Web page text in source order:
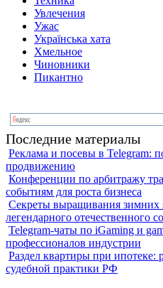
Увлечения
Ужас
Українська хата
Хмельное
Чиновники
Пикантно
Последние материалы
Реклама и посевы в Telegram:
продвижению
Конференции по арбитражу
событиям для роста бизнеса
Секреты выращивания зимних
легендарного отечественного
Telegram-чаты по iGaming и
профессионалов индустрии
Раздел квартиры при ипотеке:
судебной практики РФ